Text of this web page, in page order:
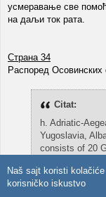
Naš sajt koristi
korisničko iskustvo
усмеравање све
на даљи ток рата.
Страна 34
Распоред Осовинских
Citat:
h. Adriatic-
Yugoslavia,
consists of 20
offensive in
fighters, 199